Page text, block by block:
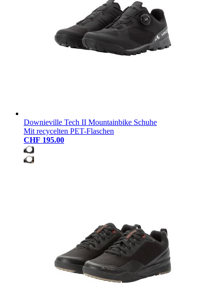
Downieville Tech II Mountainbike Schuhe
Mit recycelten PET-Flaschen
CHF 195.00